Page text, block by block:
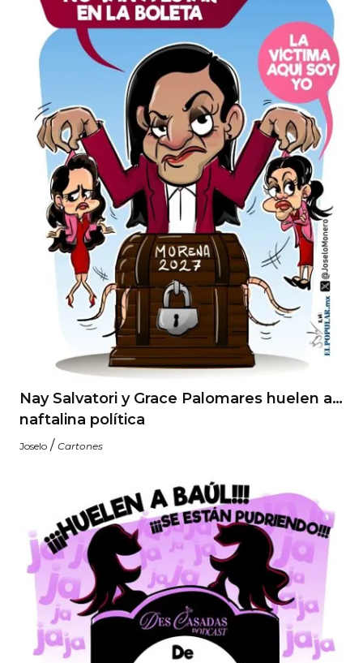
Nay Salvatori y Grace Palomares huelen a…
naftalina política
Joselo / Cartones